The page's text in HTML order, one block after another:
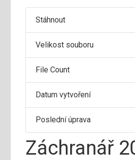
Stáhnout
Velikost souboru
File Count
Datum vytvoření
Poslední úprava
Záchranář